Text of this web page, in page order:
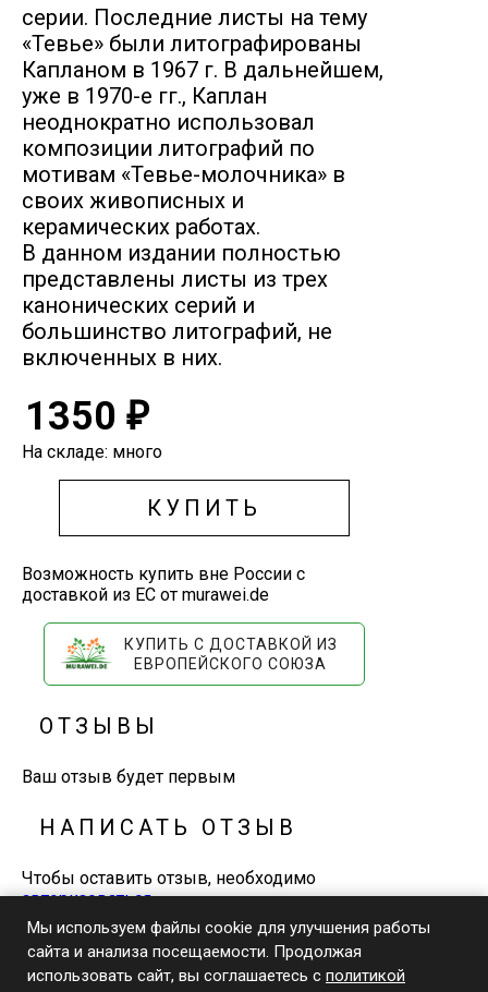
серии. Последние листы на тему
«Тевье» были литографированы
Капланом в 1967 г. В дальнейшем,
уже в 1970-е гг., Каплан
неоднократно использовал
композиции литографий по
мотивам «Тевье-молочника» в
своих живописных и
керамических работах.
В данном издании полностью
представлены листы из трех
канонических серий и
большинство литографий, не
включенных в них.
1350 ₽
На складе: много
КУПИТЬ
Возможность купить вне России с
доставкой из ЕС от murawei.de
КУПИТЬ С ДОСТАВКОЙ ИЗ
ЕВРОПЕЙСКОГО СОЮЗА
ОТЗЫВЫ
Ваш отзыв будет первым
НАПИСАТЬ ОТЗЫВ
Чтобы оставить отзыв, необходимо
авторизоваться
+7-929-648-0-770
Телефон и WhatsApp
Мы используем файлы cookie для улучшения работы
сайта и анализа посещаемости. Продолжая
использовать сайт, вы соглашаетесь с политикой